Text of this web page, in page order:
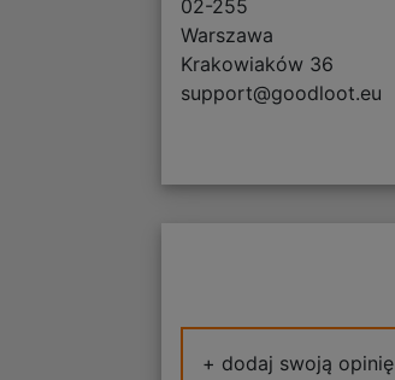
02-255
Warszawa
Krakowiaków 36
support@goodloot.eu
+ dodaj swoją opinię